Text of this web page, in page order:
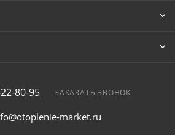
80-95 ЗАКАЗАТЬ ЗВОНОК
market.ru